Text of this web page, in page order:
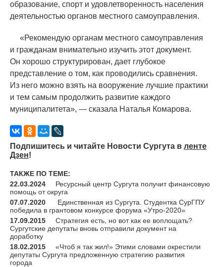
образование, спорт и удовлетворенность населения
деятельностью органов местного самоуправления.
«Рекомендую органам местного самоуправления
и гражданам внимательно изучить этот документ.
Он хорошо структурирован, дает глубокое
представление о том, как проводились сравнения.
Из него можно взять на вооружение лучшие практики
и тем самым продолжить развитие каждого
муниципалитета», — сказала Наталья Комарова.
Подпишитесь и читайте Новости Сургута в ленте
Дзен!
ТАКЖЕ ПО ТЕМЕ:
22.03.2024
Ресурсный центр Сургута получит финансовую
помощь от округа
07.07.2020
Единственная из Сургута. Студентка СурГПУ
победила в грантовом конкурсе форума «Утро-2020»
17.09.2015
Стратегия есть, но вот как ее воплощать?
Сургутские депутаты вновь отправили документ на
доработку
18.02.2015
«Чтоб я так жил!» Этими словами окрестили
депутаты Сургута предложенную стратегию развития
города